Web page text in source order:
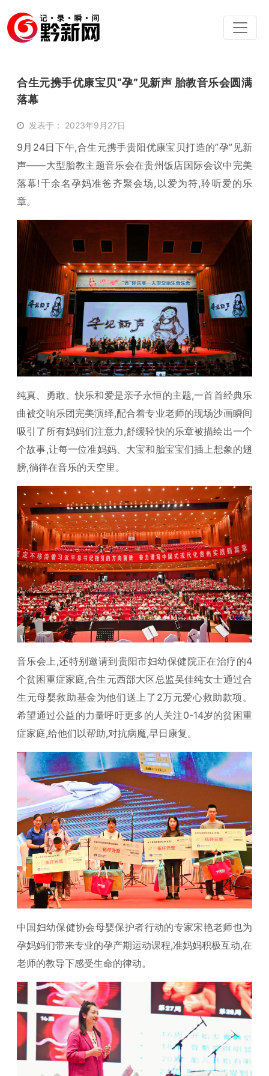
合生元携手优康宝贝“孕”见新声 胎教音乐会圆满
落幕
发表于： 2023年9月27日
9月24日下午,合生元携手贵阳优康宝贝打造的”孕”见新
声——大型胎教主题音乐会在贵州饭店国际会议中完美
落幕!千余名孕妈准爸齐聚会场,以爱为符,聆听爱的乐
章。
纯真、勇敢、快乐和爱是亲子永恒的主题,一首首经典乐
曲被交响乐团完美演绎,配合着专业老师的现场沙画瞬间
吸引了所有妈妈们注意力,舒缓轻快的乐章被描绘出一个
个故事,让每一位准妈妈、大宝和胎宝宝们插上想象的翅
膀,徜徉在音乐的天空里。
音乐会上,还特别邀请到贵阳市妇幼保健院正在治疗的4
个贫困重症家庭,合生元西部大区总监吴佳纯女士通过合
生元母婴救助基金为他们送上了2万元爱心救助款项。
希望通过公益的力量呼吁更多的人关注0-14岁的贫困重
症家庭,给他们以帮助,对抗病魔,早日康复。
中国妇幼保健协会母婴保护者行动的专家宋艳老师也为
孕妈妈们带来专业的孕产期运动课程,准妈妈积极互动,在
老师的教导下感受生命的律动。